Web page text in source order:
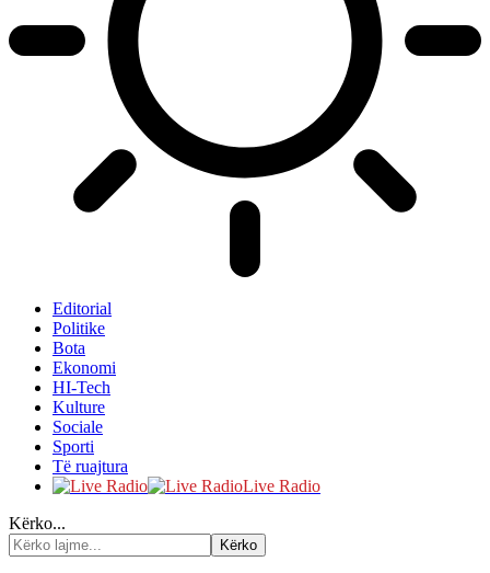
Editorial
Politike
Bota
Ekonomi
HI-Tech
Kulture
Sociale
Sporti
Të ruajtura
Live Radio
Kërko...